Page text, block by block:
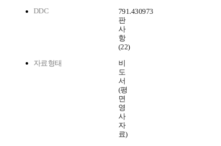
DDC
791.430973
판
사
항
(22)
자료형태
비
도
서
(평
면
영
사
자
료)